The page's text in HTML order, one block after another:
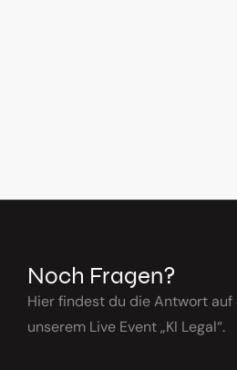
Noch Fragen?
Hier findest du die Antwort auf
unserem Live Event „KI Legal“.